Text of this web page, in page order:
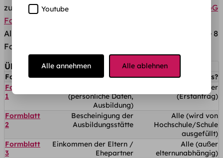
zuständigen Amt stellt. Dafür gibt es insgesamt 8
BAföG
Formulare
Allerdings benötigt nicht jeder Antragsteller immer alle 8
Formblätter.
Übersicht der BAföG-Formblätter
Formblatt Inhalt
Wer braucht es?
Formblatt
1
(persönliche Daten,
Ausbildung)
Alle Antragsteller
(Erstantrag)
Formblatt
2
Bescheinigung der
Ausbildungsstätte
Alle (wird von
Hochschule/Schule
ausgefüllt)
Formblatt
3
Einkommen der Eltern /
Ehepartner
Alle (außer
elternunabhängig)
Youtube
Alle annehmen Alle ablehnen